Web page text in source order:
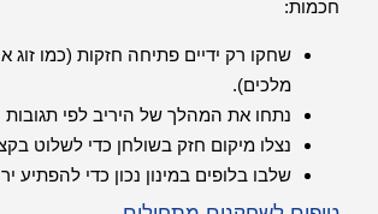
חכמות:
שחקו רק ידיים פתיחה חזקות (כמו זוג
מלכים).
נתחו את המהלך של היריב לפי תגובות
נצלו מיקום חזק בשולחן כדי לשלוט
שלבו בלופים במינון נכון כדי להפתיע